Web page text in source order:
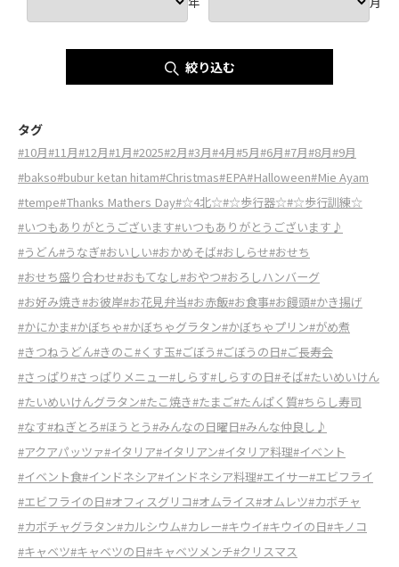
絞り込む
タグ
#10月#11月#12月#1月#2025#2月#3月#4月#5月#6月#7月#8月#9月
#bakso#bubur ketan hitam#Christmas#EPA#Halloween#Mie Ayam
#tempe#Thanks Mathers Day#☆4北☆#☆歩行器☆#☆歩行訓練☆
#いつもありがとうございます#いつもありがとうございます♪
#うどん#うなぎ#おいしい#おかめそば#おしらせ#おせち
#おせち盛り合わせ#おもてなし#おやつ#おろしハンバーグ
#お好み焼き#お彼岸#お花見弁当#お赤飯#お食事#お饅頭#かき揚げ
#かにかま#かぼちゃ#かぼちゃグラタン#かぼちゃプリン#がめ煮
#きつねうどん#きのこ#くす玉#ごぼう#ごぼうの日#ご長寿会
#さっぱり#さっぱりメニュー#しらす#しらすの日#そば#たいめいけん
#たいめいけんグラタン#たこ焼き#たまご#たんぱく質#ちらし寿司
#なす#ねぎとろ#ほうとう#みんなの日曜日#みんな仲良し♪
#アクアパッツァ#イタリア#イタリアン#イタリア料理#イベント
#イベント食#インドネシア#インドネシア料理#エイサー#エビフライ
#エビフライの日#オフィスグリコ#オムライス#オムレツ#カボチャ
#カボチャグラタン#カルシウム#カレー#キウイ#キウイの日#キノコ
#キャベツ#キャベツの日#キャベツメンチ#クリスマス